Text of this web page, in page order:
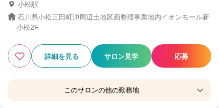
小松駅
石川県小松三田町沖周辺土地区画整理事業地内イオンモール新
小松2F
詳細を見る サロン見学 応募
このサロンの他の勤務地